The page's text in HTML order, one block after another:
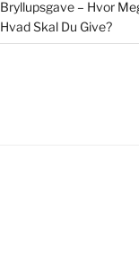
Bryllupsgave – Hvor
Hvad Skal Du Give?